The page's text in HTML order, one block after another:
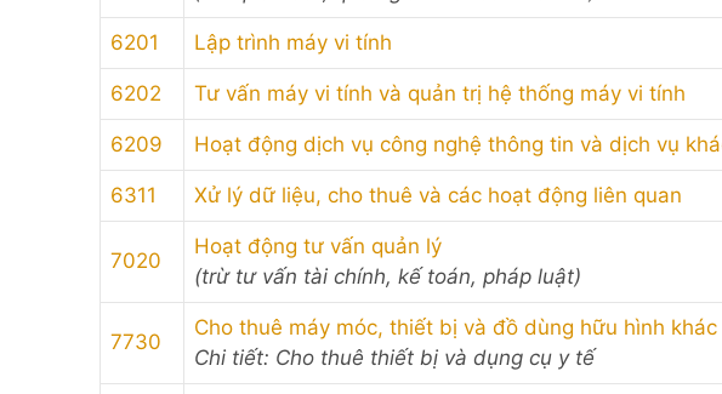
6201 Lập trình máy vi tính
6202 Tư vấn máy vi tính và quản trị hệ thống máy vi tính
6209 Hoạt động dịch vụ công nghệ thông tin và dịch vụ
6311 Xử lý dữ liệu, cho thuê và các hoạt động liên quan
7020
Hoạt động tư vấn quản lý
(trừ tư vấn tài chính, kế toán, pháp luật)
7730
Cho thuê máy móc, thiết bị và đồ dùng hữu hình khác
Chi tiết: Cho thuê thiết bị và dụng cụ y tế